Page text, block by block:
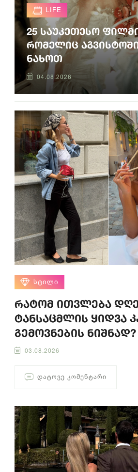
LIFE
25 საუკეთესო
რომელიც
ნახოთ
04.08.2026
ᲡᲢᲘᲚᲘ
რატომ ითვლება
ტანსაცმლის ყიდვა
გემოვნების ნიშნად?
03.08.2026
ᲓᲐᲢᲝᲕᲔ ᲙᲝᲛᲔᲜᲢᲐᲠᲘ